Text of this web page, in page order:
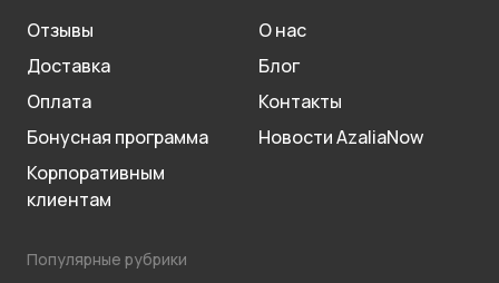
Отзывы
Доставка
Оплата
Бонусная программа
Корпоративным
клиентам
О нас
Блог
Контакты
Новости AzaliaNow
Популярные рубрики